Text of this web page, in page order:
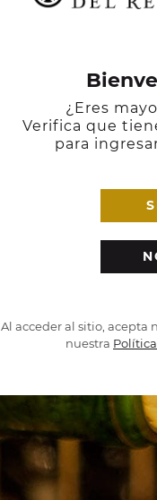
¿Eres
Verifica que
para
Al acceder al sitio, acepta
nuestra